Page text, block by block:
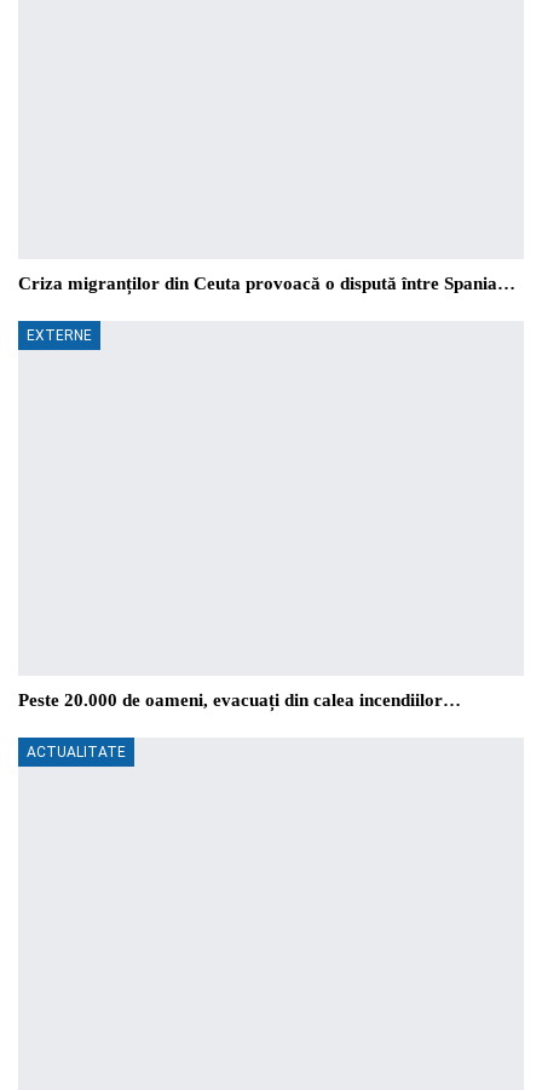
Criza migranților din Ceuta provoacă o dispută între Spania…
EXTERNE
Peste 20.000 de oameni, evacuați din calea incendiilor…
ACTUALITATE